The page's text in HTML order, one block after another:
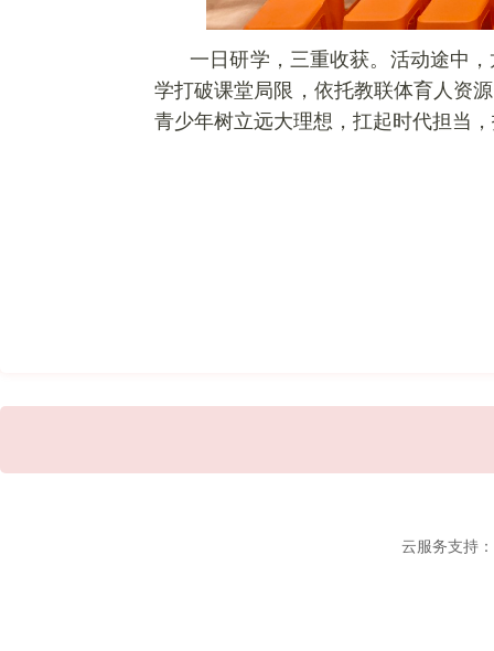
一日研学，三重收获。活动途中
学打破课堂局限，依托教联体育人资
青少年树立远大理想，扛起时代担当
云服务支持